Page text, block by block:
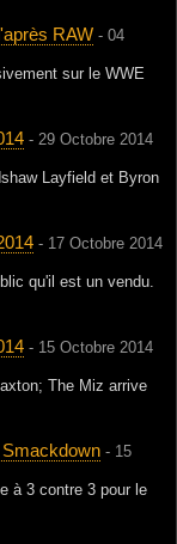
RAW - 04
sur le WWE
- 29 Octobre 2014
Layfield et Byron
- 17 Octobre 2014
qu'il est un vendu.
- 15 Octobre 2014
The Miz arrive
- 15
à 3 contre 3 pour le